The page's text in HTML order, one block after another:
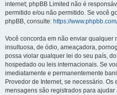
internet; phpBB Limited não é
permitido e/ou não permitido. Se você
phpBB, consulte: https://
Você concorda em não enviar qualquer
insultuosa, de ódio, ameaçadora,
possa violar qualquer lei do seu país,
hospedado ou leis internacionais. Se
imediatamente e permanentemente
Provedor de Internet, se necessário. Os
mensagens são registrados para